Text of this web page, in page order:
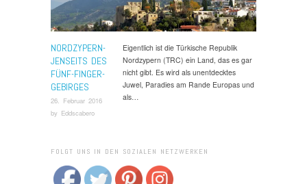
NORDZYPERN-
JENSEITS DES
FÜNF-FINGER-
GEBIRGES
26. Februar 2016
by Eddscabero
Eigentlich ist die Türkische Republik
Nordzypern (TRC) ein Land, das es gar
nicht gibt. Es wird als unentdecktes
Juwel, Paradies am Rande Europas und
als…
FOLGT UNS IN DEN SOZIALEN NETZWERKEN